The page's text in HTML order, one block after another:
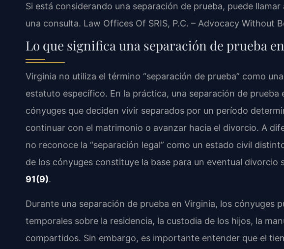
Si está considerando una separación de prueba, puede llamar
una consulta. Law Offices Of SRIS, P.C. – Advocacy Without
Lo que significa una separación de prueba
Virginia no utiliza el término “separación de prueba” como
estatuto específico. En la práctica, una separación de
cónyuges que deciden vivir separados por un período
continuar con el matrimonio o avanzar hacia el divorcio. A
no reconoce la “separación legal” como un estado civil
de los cónyuges constituye la base para un eventual divorcio
91(9).
Durante una separación de prueba en Virginia, los cónyuges
temporales sobre la residencia, la custodia de los hijos, la
compartidos. Sin embargo, es importante entender que el